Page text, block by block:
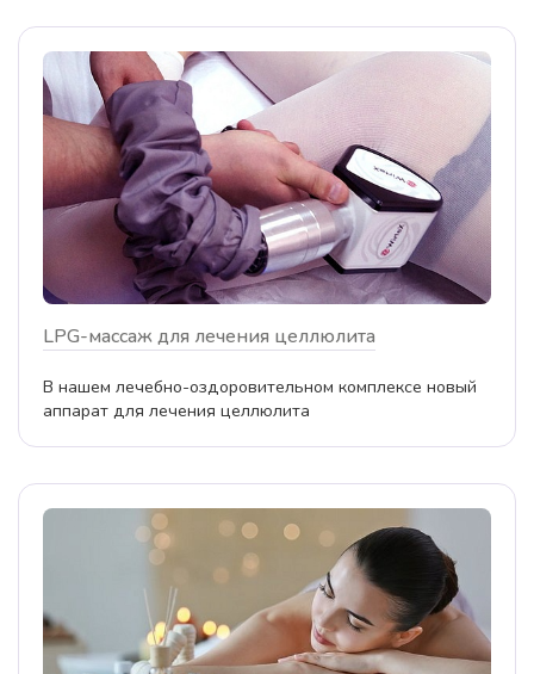
LPG-массаж для лечения целлюлита
В нашем лечебно-оздоровительном комплексе новый
аппарат для лечения целлюлита